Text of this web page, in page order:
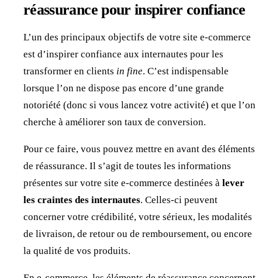
réassurance pour inspirer confiance
L’un des principaux objectifs de votre site e-commerce
est d’inspirer confiance aux internautes pour les
transformer en clients in fine. C’est indispensable
lorsque l’on ne dispose pas encore d’une grande
notoriété (donc si vous lancez votre activité) et que l’on
cherche à améliorer son taux de conversion.
Pour ce faire, vous pouvez mettre en avant des éléments
de réassurance. Il s’agit de toutes les informations
présentes sur votre site e-commerce destinées à lever
les craintes des internautes. Celles-ci peuvent
concerner votre crédibilité, votre sérieux, les modalités
de livraison, de retour ou de remboursement, ou encore
la qualité de vos produits.